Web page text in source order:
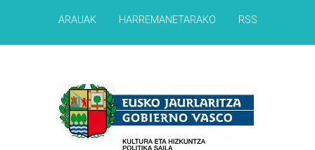
ARAUAK HARREMANETARAKO RSS